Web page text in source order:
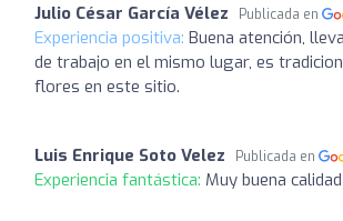
Julio César García Vélez Publicada en
Experiencia positiva: Buena atención,
de trabajo en el mismo lugar, es
flores en este sitio.
Luis Enrique Soto Velez Publicada en
Experiencia fantástica: Muy buena calidad